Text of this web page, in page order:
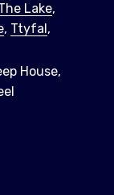
Lake,
, Ttyfal,
House,